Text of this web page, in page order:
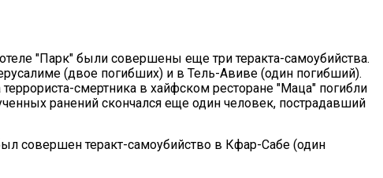
"Парк" были совершены еще три теракта-самоубийства.
(двое погибших) и в Тель-Авиве (один погибший).
смертника в хайфском ресторане "Маца" погибли
ранений скончался еще один человек, пострадавший
совершен теракт-самоубийство в Кфар-Сабе (один